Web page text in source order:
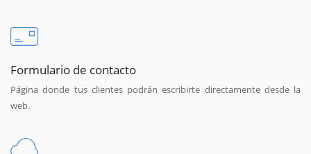
Formulario de contacto
Página donde tus clientes podrán escribirte directamente desde la
web.